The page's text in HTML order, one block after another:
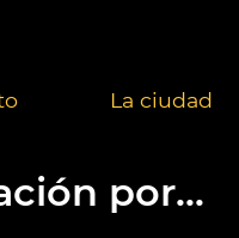
La ciudad
por...